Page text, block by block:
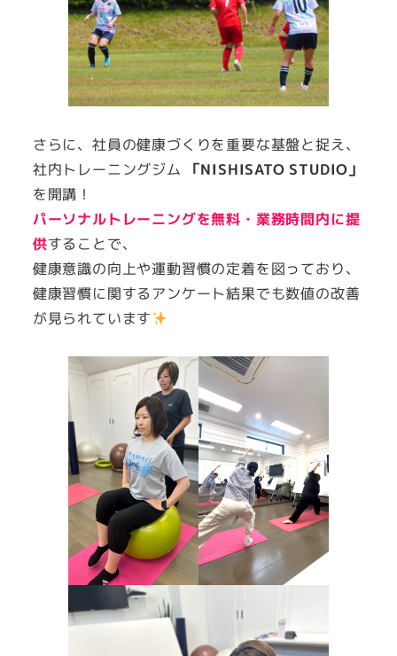
さらに、社員の健康づくりを重要な基盤と捉え、
社内トレーニングジム
「NISHISATO STUDIO」
を開講！
パーソナルトレーニングを無料・業務時間内に提
供することで、
健康意識の向上や運動習慣の定着を図っており、
健康習慣に関するアンケート結果でも数値の改善
が見られています